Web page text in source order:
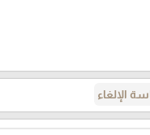
الإلغاء